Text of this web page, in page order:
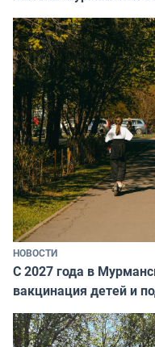
НОВОСТИ
С 2027 года в
вакцинация детей и